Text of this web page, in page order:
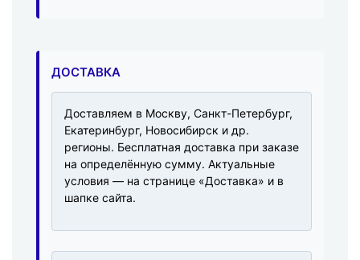
ДОСТАВКА
Доставляем в Москву, Санкт-Петербург,
Екатеринбург, Новосибирск и др.
регионы. Бесплатная доставка при заказе
на определённую сумму. Актуальные
условия — на странице «Доставка» и в
шапке сайта.